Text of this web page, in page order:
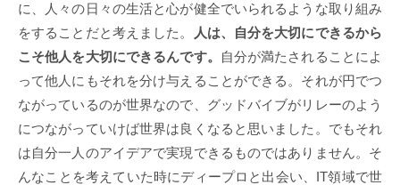
に、人々の日々の生活と心が健全でいられるような取り組み
をすることだと考えました。
人は、自分を大切にできるから
こそ他人を大切にできるんです。
自分が満たされることによ
って他人にもそれを分け与えることができる。それが円でつ
ながっているのが世界なので、グッドバイブがリレーのよう
につながっていけば世界は良くなると思いました。でもそれ
は自分一人のアイデアで実現できるものではありません。そ
んなことを考えていた時にディープロと出会い、IT領域で世